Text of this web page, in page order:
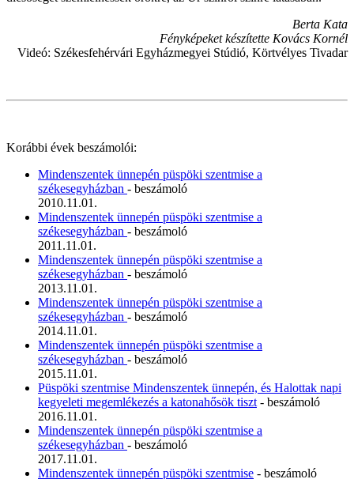
Berta Kata
Fényképeket készítette Kovács Kornél
Videó: Székesfehérvári Egyházmegyei Stúdió, Körtvélyes Tivadar
Korábbi évek beszámolói:
Mindenszentek ünnepén püspöki szentmise a
székesegyházban - beszámoló
2010.11.01.
Mindenszentek ünnepén püspöki szentmise a
székesegyházban - beszámoló
2011.11.01.
Mindenszentek ünnepén püspöki szentmise a
székesegyházban - beszámoló
2013.11.01.
Mindenszentek ünnepén püspöki szentmise a
székesegyházban - beszámoló
2014.11.01.
Mindenszentek ünnepén püspöki szentmise a
székesegyházban - beszámoló
2015.11.01.
Püspöki szentmise Mindenszentek ünnepén, és Halottak napi
kegyeleti megemlékezés a katonahősök tiszt - beszámoló
2016.11.01.
Mindenszentek ünnepén püspöki szentmise a
székesegyházban - beszámoló
2017.11.01.
Mindenszentek ünnepén püspöki szentmise - beszámoló